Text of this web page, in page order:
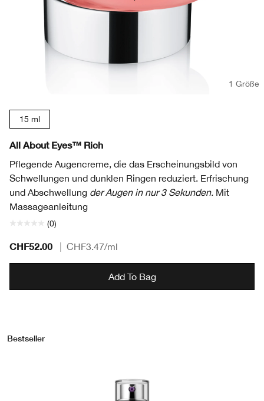
1 Größe
15 ml
All About Eyes™ Rich
Pflegende Augencreme, die das Erscheinungsbild von
Schwellungen und dunklen Ringen reduziert. Erfrischung
und Abschwellung der Augen in nur 3 Sekunden. Mit
Massageanleitung
(0)
CHF52.00 CHF3.47/ml
Add To Bag
Bestseller